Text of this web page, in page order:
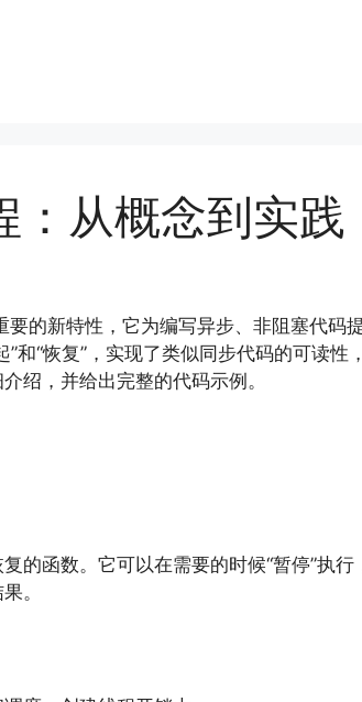
从概念到实践
的新特性，它为编写异步、非阻塞代码
和“恢复”，实现了类似同步代码的可读
绍，并给出完整的代码示例。
的函数。它可以在需要的时候“暂停”执
。